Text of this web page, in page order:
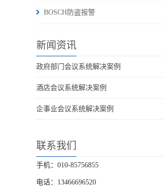
BOSCH防盗报警
新闻资讯
政府部门会议系统解决案例
酒店会议系统解决案例
企事业会议系统解决案例
联系我们
手机：010-85756855
电话：13466696520